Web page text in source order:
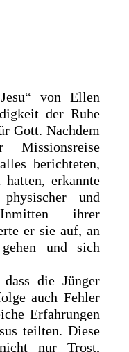
von Ellen
der Ruhe
Gott. Nachdem
berichteten,
erkannte
und
ihrer
er sie auf, an
und sich
die Jünger
auch Fehler
Erfahrungen
teilten. Diese
nur Trost,